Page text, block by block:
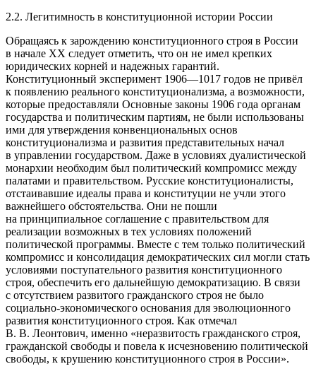
2.2. Легитимность в конституционной истории России
Обращаясь к зарождению конституционного строя в России
в начале ХХ следует отметить, что он не имел крепких
юридических корней и надежных гарантий.
Конституционный эксперимент 1906—1017 годов не привёл
к появлению реального конституционализма, а возможности,
которые предоставляли Основные законы 1906 года органам
государства и политическим партиям, не были использованы
ими для утверждения конвенциональных основ
конституционализма и развития представительных начал
в управлении государством. Даже в условиях дуалистической
монархии необходим был политический компромисс между
палатами и правительством. Русские конституционалисты,
отстаивавшие идеалы права и конституции не учли этого
важнейшего обстоятельства. Они не пошли
на принципиальное соглашение с правительством для
реализации возможных в тех условиях положений
политической программы. Вместе с тем только политический
компромисс и консолидация демократических сил могли стать
условиями поступательного развития конституционного
строя, обеспечить его дальнейшую демократизацию. В связи
с отсутствием развитого гражданского строя не было
социально-экономического основания для эволюционного
развития конституционного строя. Как отмечал
В. В. Леонтович, именно «неразвитость гражданского строя,
гражданской свободы и повела к исчезновению политической
свободы, к крушению конституционного строя в России».